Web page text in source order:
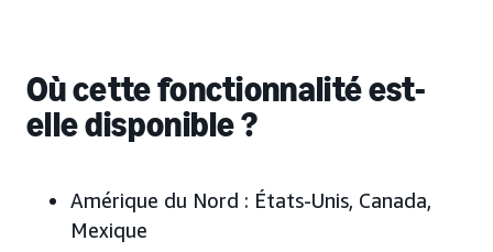
Où cette fonctionnalité est-
elle disponible ?
Amérique du Nord : États-Unis, Canada,
Mexique